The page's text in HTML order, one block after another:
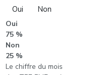
Oui Non
Oui
75 %
Non
25 %
Le chiffre du mois